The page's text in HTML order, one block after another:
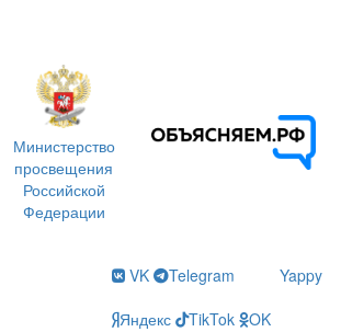
Министерство
просвещения
Российской
Федерации
VK Telegram
Yappy
Яндекс
TikTok
OK